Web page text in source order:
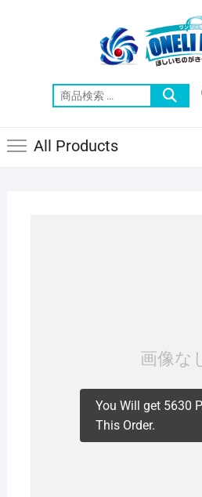
索
All Products
You Will get 5630
This Order.